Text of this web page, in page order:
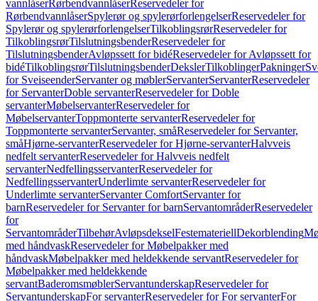
vannlåserRørbendvannlåserReservedeler for
RørbendvannlåserSpylerør og spylerørforlengelserReservedeler for
Spylerør og spylerørforlengelserTilkoblingsrørReservedeler for
TilkoblingsrørTilslutningsbenderReservedeler for
TilslutningsbenderAvløpssett for bidéReservedeler for Avløpssett for
bidéTilkoblingsrørTilslutningsbenderDekslerTilkoblingerPakninger
for SveiseenderServanter og møblerServanterServanterReservedeler
for ServanterDoble servanterReservedeler for Doble
servanterMøbelservanterReservedeler for
MøbelservanterToppmonterte servanterReservedeler for
Toppmonterte servanterServanter, småReservedeler for Servanter,
småHjørne-servanterReservedeler for Hjørne-servanterHalvveis
nedfelt servanterReservedeler for Halvveis nedfelt
servanterNedfellingsservanterReservedeler for
NedfellingsservanterUnderlimte servanterReservedeler for
Underlimte servanterServanter ComfortServanter for
barnReservedeler for Servanter for barnServantområderReservedeler
for
ServantområderTilbehørAvløpsdekselFestemateriellDekorblending
med håndvaskReservedeler for Møbelpakker med
håndvaskMøbelpakker med heldekkende servantReservedeler for
Møbelpakker med heldekkende
servantBaderomsmøblerServantunderskapReservedeler for
ServantunderskapFor servanterReservedeler for For servanterFor